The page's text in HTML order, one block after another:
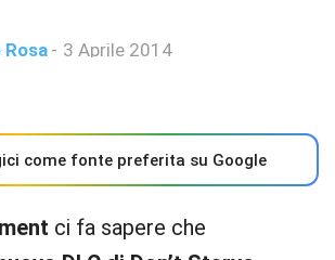
Rosa - 3 Aprile 2014
come fonte preferita su Google
ci fa sapere che